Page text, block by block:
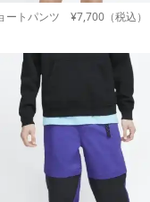
ートパンツ ¥7,700（税込）